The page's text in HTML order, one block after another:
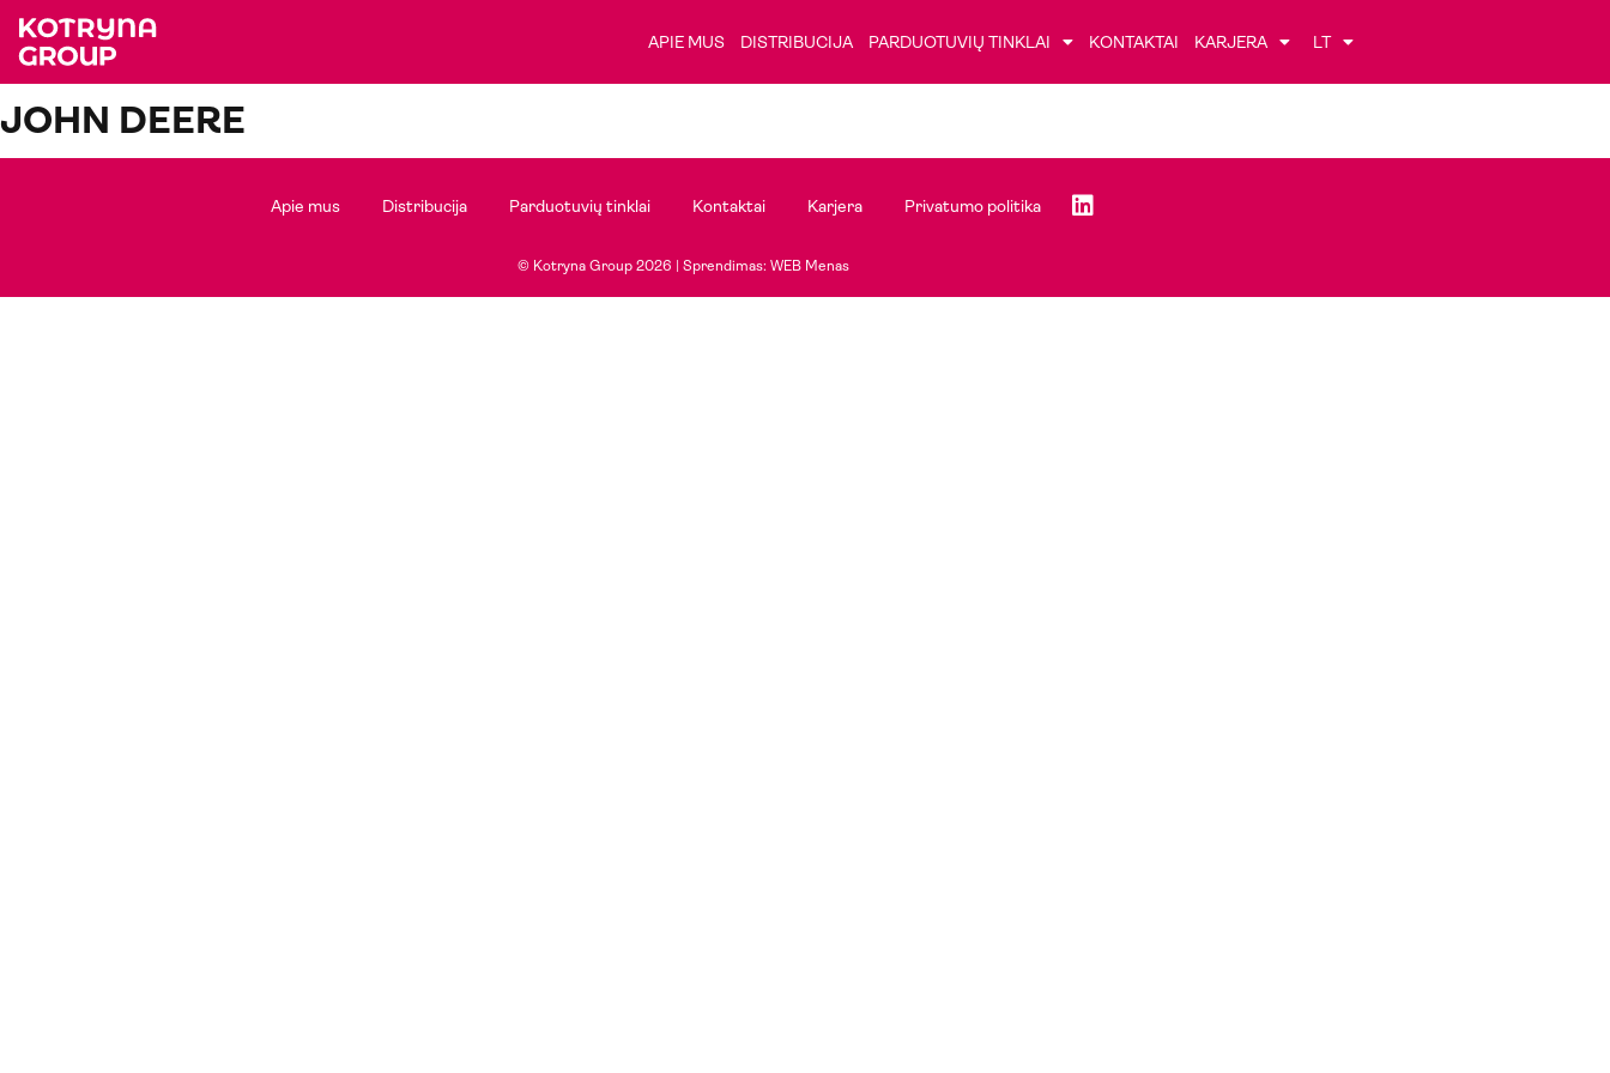
APIE MUS DISTRIBUCIJA PARDUOTUVIŲ TINKLAI KONTAKTAI KARJERA LT
JOHN DEERE
Apie mus Distribucija Parduotuvių tinklai Kontaktai Karjera Privatumo politika
© Kotryna Group 2026 | Sprendimas: WEB Menas